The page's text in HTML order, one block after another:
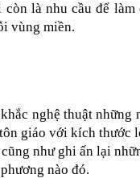
là nhu cầu để làm
vùng miền.
nghệ thuật những
giáo với kích thước
như ghi ấn lại
nào đó.